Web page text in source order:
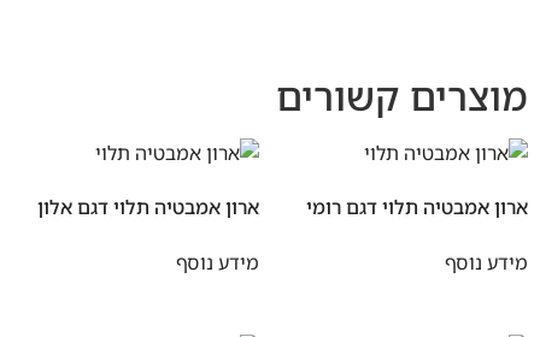
מוצרים קשורים
ארון אמבטיה תלוי דגם רומי
מידע נוסף
ארון אמבטיה תלוי דגם אלון
מידע נוסף